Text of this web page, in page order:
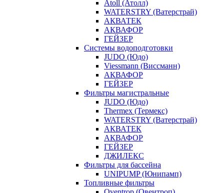
Atoll (Атолл)
WATERSTRY (Ватерстрай)
АКВАТЕК
АКВАФОР
ГЕЙЗЕР
Системы водоподготовки
JUDO (Юдо)
Viessmann (Виссманн)
АКВАФОР
ГЕЙЗЕР
Фильтры магистральные
JUDO (Юдо)
Thermex (Термекс)
WATERSTRY (Ватерстрай)
АКВАТЕК
АКВАФОР
ГЕЙЗЕР
ДЖИЛЕКС
Фильтры для бассейна
UNIPUMP (Юнипамп)
Топливные фильтры